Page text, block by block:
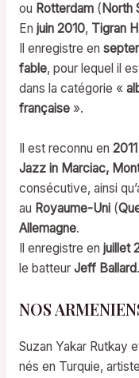
ou Rotterdam( North
En juin 2010, Tigran
Il enregistre en
fable, pour lequel il
dans la catégorie «
française».
Il est reconnu en 2011
Jazz in Marciac,
consécutive, ainsi
au Royaume-Uni(
Allemagne.
Il enregistre en juillet
le batteur Jeff Ballard.
NOS
Suzan Yakar Rutkay
nés en Turquie,